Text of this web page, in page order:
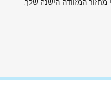
מחזור המזוודה הישנה שלך.